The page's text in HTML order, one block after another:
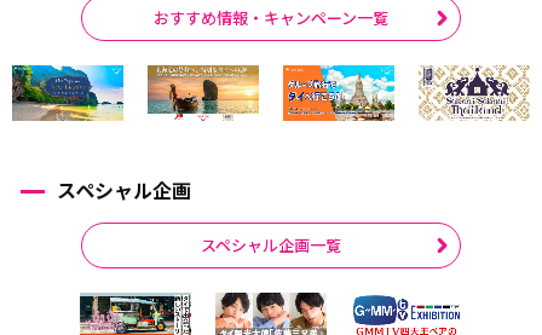
おすすめ情報・キャンペーン一覧
スペシャル企画
スペシャル企画一覧